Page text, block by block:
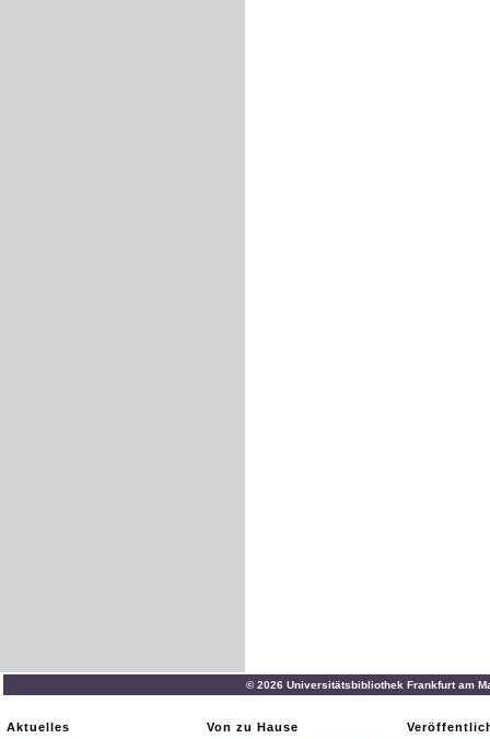
© 2026 Universitätsbibliothek Frankfurt am
Aktuelles
Von zu Hause